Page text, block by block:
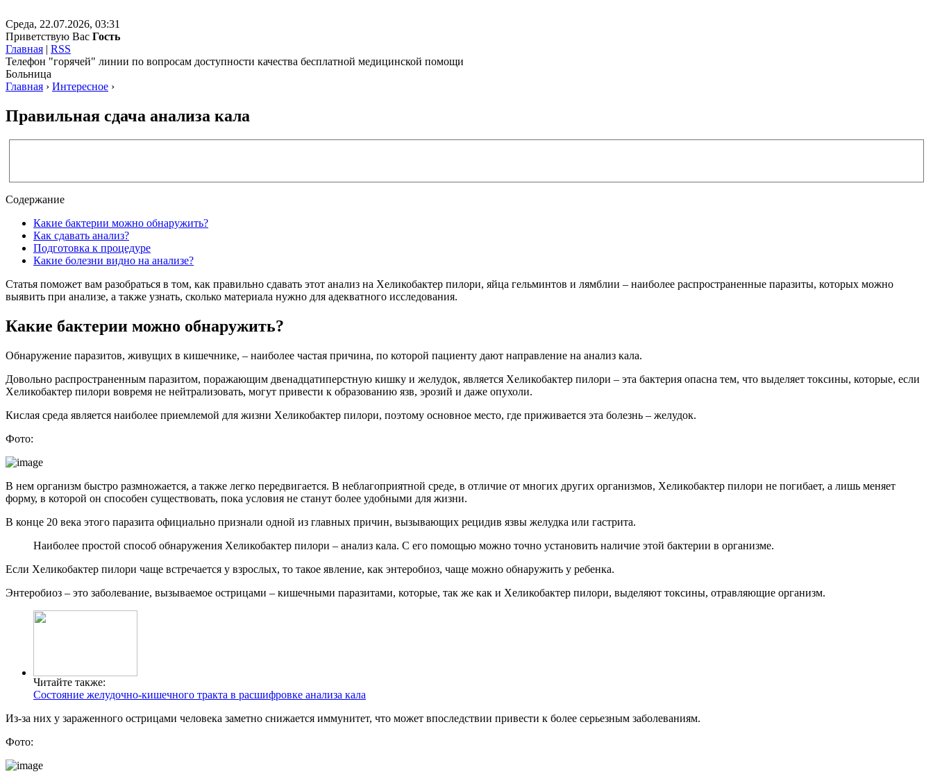
Среда, 22.07.2026, 03:31
Приветствую Вас Гость
Главная | RSS
Телефон "горячей" линии по вопросам доступности качества бесплатной медицинской помощи
Больница
Главная › Интересное ›
Правильная сдача анализа кала
Содержание
Какие бактерии можно обнаружить?
Как сдавать анализ?
Подготовка к процедуре
Какие болезни видно на анализе?
Статья поможет вам разобраться в том, как правильно сдавать этот анализ на Хеликобактер пилори, яйца гельминтов и лямблии – наиболее распространенные паразиты, которых можно
выявить при анализе, а также узнать, сколько материала нужно для адекватного исследования.
Какие бактерии можно обнаружить?
Обнаружение паразитов, живущих в кишечнике, – наиболее частая причина, по которой пациенту дают направление на анализ кала.
Довольно распространенным паразитом, поражающим двенадцатиперстную кишку и желудок, является Хеликобактер пилори – эта бактерия опасна тем, что выделяет токсины, которые, если
Хеликобактер пилори вовремя не нейтрализовать, могут привести к образованию язв, эрозий и даже опухоли.
Кислая среда является наиболее приемлемой для жизни Хеликобактер пилори, поэтому основное место, где приживается эта болезнь – желудок.
Фото:
В нем организм быстро размножается, а также легко передвигается. В неблагоприятной среде, в отличие от многих других организмов, Хеликобактер пилори не погибает, а лишь меняет
форму, в которой он способен существовать, пока условия не станут более удобными для жизни.
В конце 20 века этого паразита официально признали одной из главных причин, вызывающих рецидив язвы желудка или гастрита.
Наиболее простой способ обнаружения Хеликобактер пилори – анализ кала. С его помощью можно точно установить наличие этой бактерии в организме.
Если Хеликобактер пилори чаще встречается у взрослых, то такое явление, как энтеробиоз, чаще можно обнаружить у ребенка.
Энтеробиоз – это заболевание, вызываемое острицами – кишечными паразитами, которые, так же как и Хеликобактер пилори, выделяют токсины, отравляющие организм.
Читайте также:
Состояние желудочно-кишечного тракта в расшифровке анализа кала
Из-за них у зараженного острицами человека заметно снижается иммунитет, что может впоследствии привести к более серьезным заболеваниям.
Фото: